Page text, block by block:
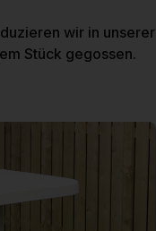
wir in unserer
Stück gegossen.